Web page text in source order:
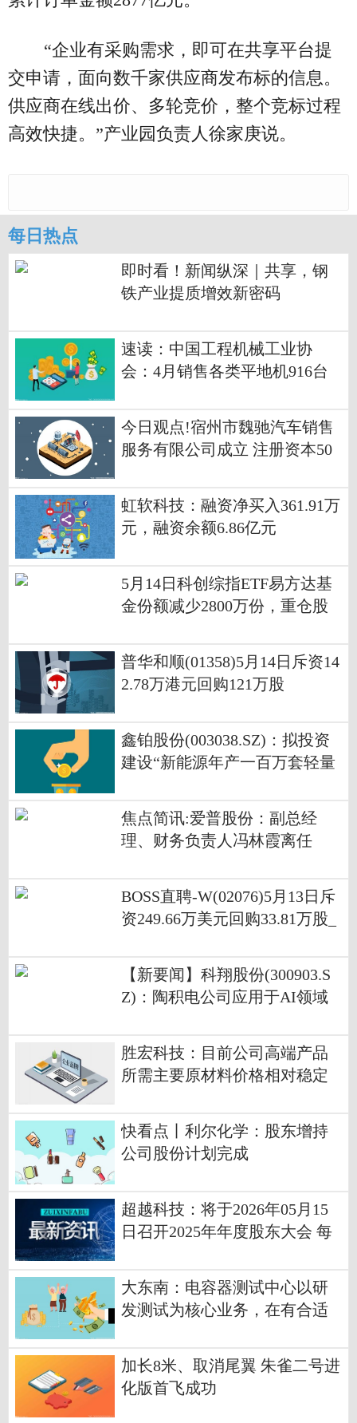
“企业有采购需求，即可在共享平台提
交申请，面向数千家供应商发布标的信息。
供应商在线出价、多轮竞价，整个竞标过程
高效快捷。”产业园负责人徐家庚说。
每日热点
即时看！新闻纵深｜共享，钢
铁产业提质增效新密码
速读：中国工程机械工业协
会：4月销售各类平地机916台
今日观点!宿州市魏驰汽车销售
服务有限公司成立 注册资本50
虹软科技：融资净买入361.91万
元，融资余额6.86亿元
5月14日科创综指ETF易方达基
金份额减少2800万份，重仓股
速看料
普华和顺(01358)5月14日斥资14
2.78万港元回购121万股
鑫铂股份(003038.SZ)：拟投资
建设“新能源年产一百万套轻量
焦点简讯:爱普股份：副总经
理、财务负责人冯林霞离任
BOSS直聘-W(02076)5月13日斥
资249.66万美元回购33.81万股_
【新要闻】科翔股份(300903.S
Z)：陶积电公司应用于AI领域
样阶段
胜宏科技：目前公司高端产品
所需主要原材料价格相对稳定
稳定
快看点丨利尔化学：股东增持
公司股份计划完成
超越科技：将于2026年05月15
日召开2025年年度股东大会 每
大东南：电容器测试中心以研
发测试为核心业务，在有合适
加长8米、取消尾翼 朱雀二号进
化版首飞成功